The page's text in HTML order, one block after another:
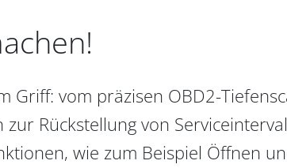
Griff: vom präzisen OBD2-
Rückstellung von
wie zum Beispiel Öffnen